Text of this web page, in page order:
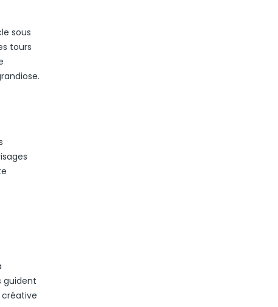
sous
tours
guident
créative